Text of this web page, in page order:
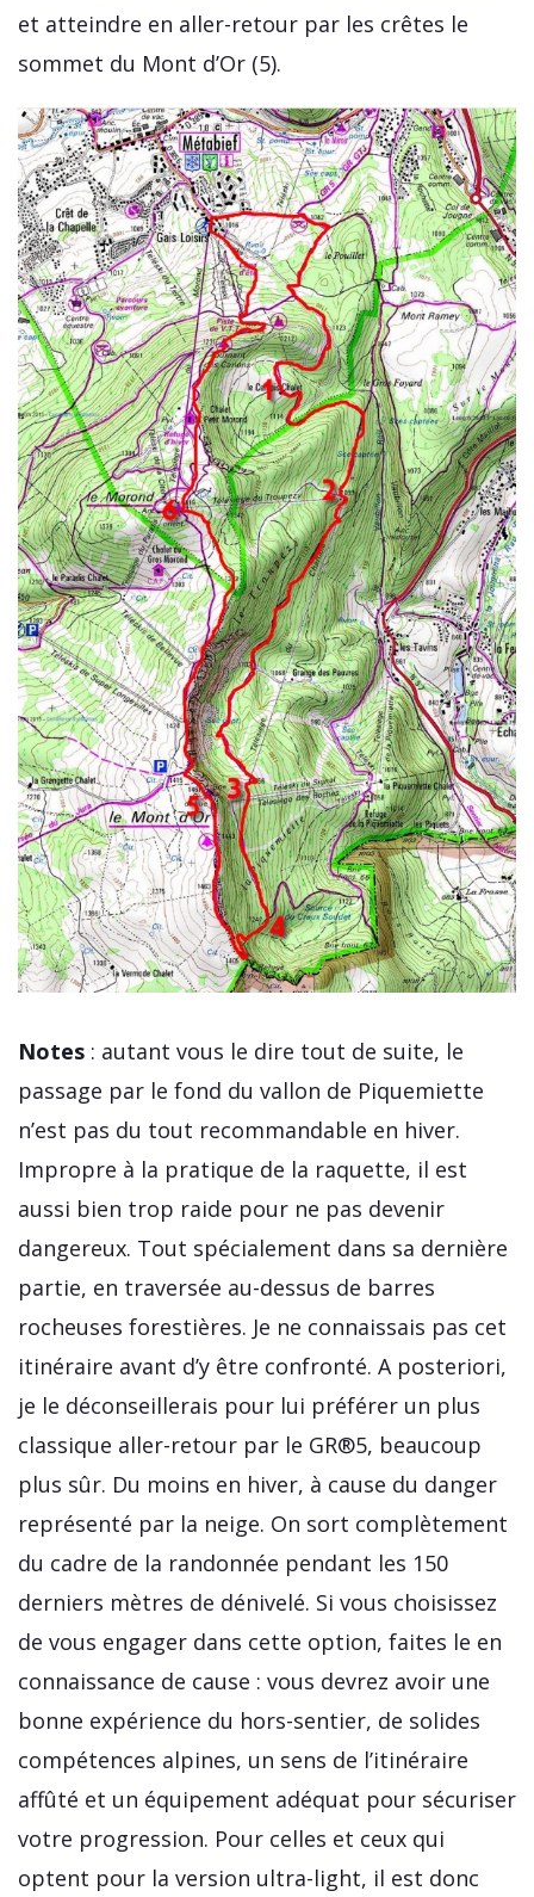
et atteindre en aller-retour par les crêtes le
sommet du Mont d’Or (5).
Notes : autant vous le dire tout de suite, le
passage par le fond du vallon de Piquemiette
n’est pas du tout recommandable en hiver.
Impropre à la pratique de la raquette, il est
aussi bien trop raide pour ne pas devenir
dangereux. Tout spécialement dans sa dernière
partie, en traversée au-dessus de barres
rocheuses forestières. Je ne connaissais pas cet
itinéraire avant d’y être confronté. A posteriori,
je le déconseillerais pour lui préférer un plus
classique aller-retour par le GR®5, beaucoup
plus sûr. Du moins en hiver, à cause du danger
représenté par la neige. On sort complètement
du cadre de la randonnée pendant les 150
derniers mètres de dénivelé. Si vous choisissez
de vous engager dans cette option, faites le en
connaissance de cause : vous devrez avoir une
bonne expérience du hors-sentier, de solides
compétences alpines, un sens de l’itinéraire
affûté et un équipement adéquat pour sécuriser
votre progression. Pour celles et ceux qui
optent pour la version ultra-light, il est donc